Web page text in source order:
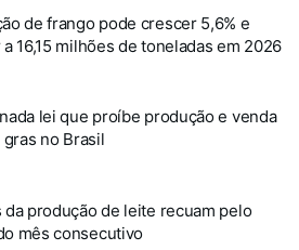
de frango pode crescer 5,6% e
16,15 milhões de toneladas em 2026
lei que proíbe produção e venda
no Brasil
da produção de leite recuam pelo
mês consecutivo